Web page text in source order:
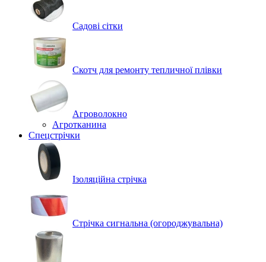
Садові сітки
Скотч для ремонту тепличної плівки
Агроволокно
Агротканина
Спецстрічки
Ізоляційна стрічка
Стрічка сигнальна (огороджувальна)